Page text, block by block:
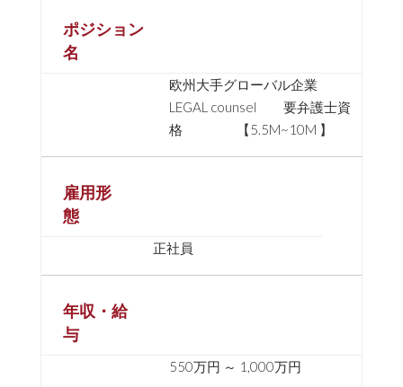
ポジション
名
欧州大手グローバル企業
LEGAL counsel 要弁護士資
格 【5.5M~10M 】
雇用形
態
正社員
年収・給
与
550万円 ～ 1,000万円